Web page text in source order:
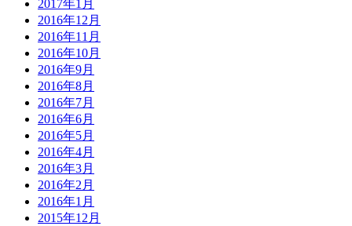
2017年1月
2016年12月
2016年11月
2016年10月
2016年9月
2016年8月
2016年7月
2016年6月
2016年5月
2016年4月
2016年3月
2016年2月
2016年1月
2015年12月